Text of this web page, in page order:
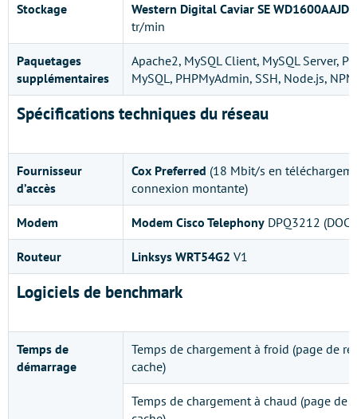
Stockage Western Digital Caviar SE WD1600AAJD
tr/min
Paquetages
supplémentaires
Apache2, MySQL Client, MySQL Server,
MySQL, PHPMyAdmin, SSH, Node.js, NPM
Spécifications techniques du réseau
Fournisseur
d’accès
Cox Preferred (18 Mbit/s en
connexion montante)
Modem Modem Cisco Telephony DPQ3212
Routeur Linksys WRT54G2 V1
Logiciels de benchmark
Temps de
démarrage
Temps de chargement à froid (page de
cache)
Temps de chargement à chaud (page de